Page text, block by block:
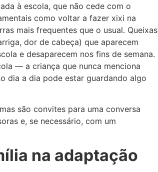
à escola, que não cede com o
como voltar a fazer xixi na
mais frequentes que o usual. Queixas
dor de cabeça) que aparecem
e desaparecem nos fins de semana.
— a criança que nunca menciona
dia a dia pode estar guardando algo
são convites para uma conversa
e, se necessário, com um
na adaptação